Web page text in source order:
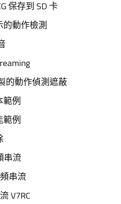
保存到 SD 卡
的動作檢測
的動作偵測遮蔽
範例
範例
串流
串流
V7RC